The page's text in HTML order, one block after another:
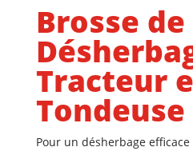
Brosse de
Tracteur
Tondeuse
Pour un désherbage